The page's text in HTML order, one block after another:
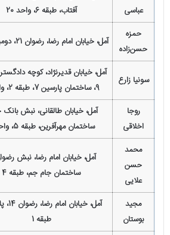
عباسی
آفتاب، طبقه 6، واحد 20
حمزه
حسن‌زاده
آمل، خیابان امام رضا، رضوان 21، دومین کوچه
سونیا زارع
آمل، خیابان قدیرنژاد، کوچه
9، ساختمان پارسین 7، طبقه 2، واحد 6
روجا
اخلاقی
آمل، خیابان طالقانی، نبش
ساختمان مهرآفرین، طبقه 5، واحد 9
محمد
حسن
علایی
ساختمان جام جم، طبقه 4
مجید
بوستان
طبقه 1